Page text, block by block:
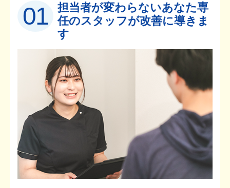
01
担当者が変わらないあなた専
任のスタッフが改善に導きま
す